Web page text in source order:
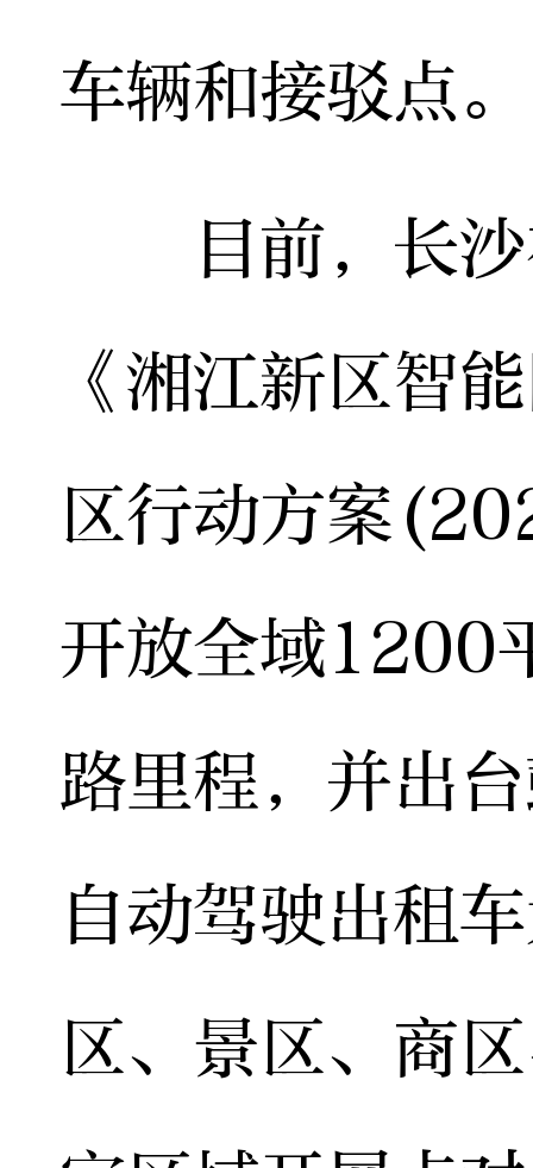
车辆和接驳点。
目前，长沙
《湘江新区智
区行动方案
开放全域1200
路里程，并出
自动驾驶出租
区、景区、商